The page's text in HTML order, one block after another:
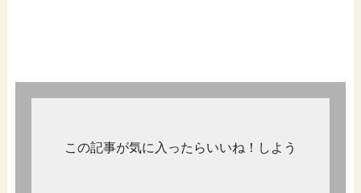
この記事が気に入ったらいいね！しよう